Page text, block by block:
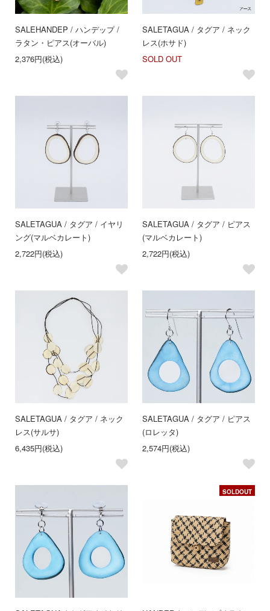
SALEHANDEP / ハンデップ /
ラタン・ピアス(オーバル)
2,376円(税込)
SALETAGUA / タグア / ネック
レス(ホサド)
SOLD OUT
SALETAGUA / タグア / イヤリ
ング(マルベカレート)
2,722円(税込)
SALETAGUA / タグア / ピアス
(マルベカレート)
2,722円(税込)
SALETAGUA / タグア / ネック
レス(サルサ)
6,435円(税込)
SALETAGUA / タグア / ピアス
(ロレッタ)
2,574円(税込)
SOLDOUT